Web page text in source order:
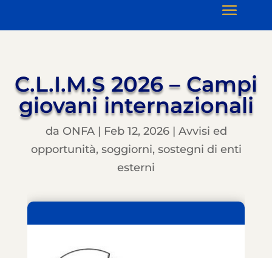
C.L.I.M.S 2026 – Campi
giovani internazionali
da ONFA| Feb 12, 2026| Avvisi ed
opportunità, soggiorni, sostegni di enti
esterni